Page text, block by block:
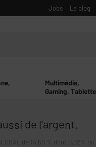
Jobs Le blog
Multimédia,
Gaming, Tablette
de l'argent.
de 14,50 % dont